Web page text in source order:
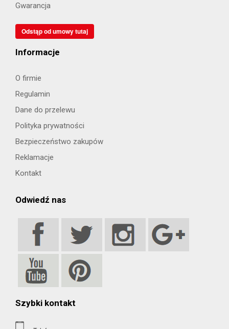
Gwarancja
Odstąp od umowy tutaj
Informacje
O firmie
Regulamin
Dane do przelewu
Polityka prywatności
Bezpieczeństwo zakupów
Reklamacje
Kontakt
Odwiedź nas
Szybki kontakt